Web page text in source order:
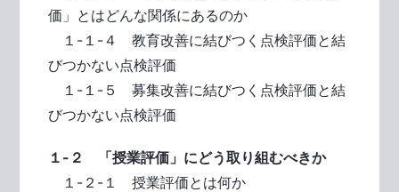
価」とはどんな関係にあるのか
１-１-４ 教育改善に結びつく点検評価と結
びつかない点検評価
１-１-５ 募集改善に結びつく点検評価と結
びつかない点検評価
１-２ 「授業評価」にどう取り組むべきか
１-２-１ 授業評価とは何か